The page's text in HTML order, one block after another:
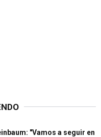
"Vamos a seguir en